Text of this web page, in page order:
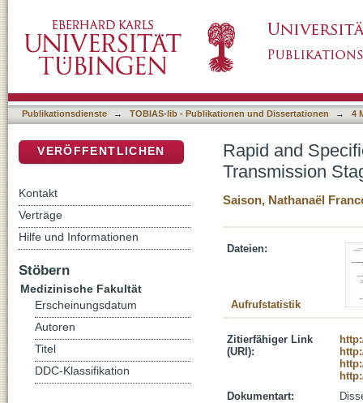
Publikationsdienste → TOBIAS-lib - Publikationen und Dissertationen → 4
Rapid and
Transmission
Saison, Nathanaël
Dateien:
Aufrufstatistik
Zitierfähiger Link
(URI):
Dokumentart:
VERÖFFENTLICHEN
Kontakt
Verträge
Hilfe und Informationen
Stöbern
Medizinische Fakultät
Erscheinungsdatum
Autoren
Titel
DDC-Klassifikation